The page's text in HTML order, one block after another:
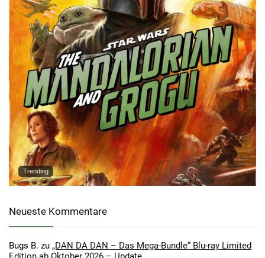
Trending
Neueste Kommentare
Bugs B. zu „DAN DA DAN – Das Mega-Bundle“ Blu-ray Limited